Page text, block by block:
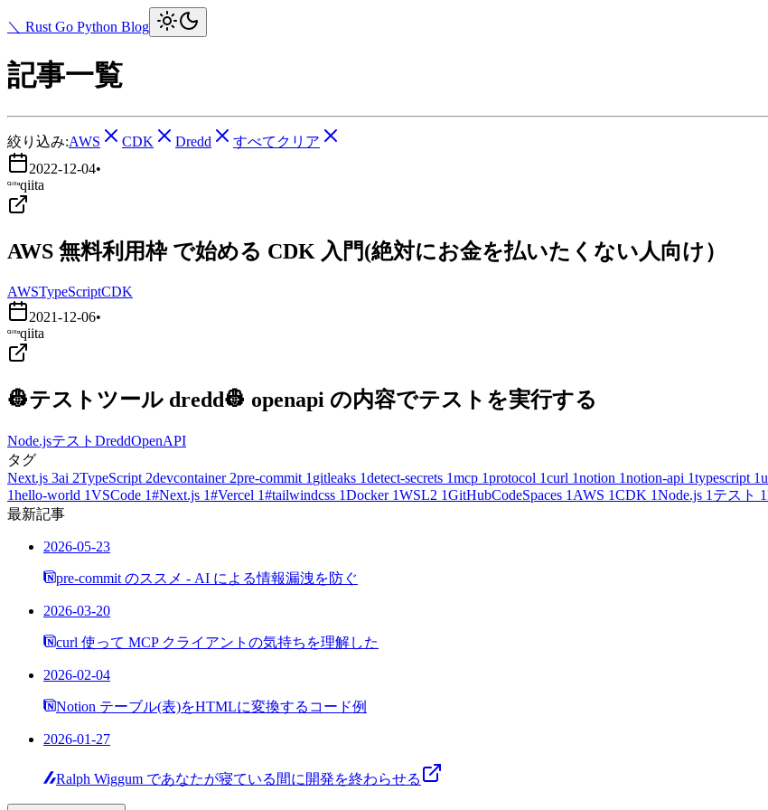
＼ Rust Go Python Blog
記事一覧
絞り込み:AWS CDK Dredd
すべてクリア
2022-12-04•
qiita
AWS 無料利用枠 で始める CDK 入門(絶対にお金を払いたくない人向け）
AWSTypeScriptCDK
2021-12-06•
qiita
👷テストツール dredd👷 openapi の内容でテストを実行する
Node.jsテスト DreddOpenAPI
タグ
Next.js 3ai 2TypeScript 2devcontainer 2pre-commit 1 gitleaks 1detect-secrets 1mcp 1protocol 1curl 1notion 1notion-api 1typescript 1
1hello-world 1VSCode 1#Next.js 1#Vercel 1#tailwindcss 1Docker 1WSL2 1GitHubCodeSpaces 1 AWS 1CDK 1Node.js 1 テスト 1
最新記事
2026-05-23
pre-commit のススメ - AI による情報漏洩を防ぐ
2026-03-20
curl 使って MCP クライアントの気持ちを理解した
2026-02-04
Notion テーブル(表)をHTMLに変換するコード例
2026-01-27
Ralph Wiggum であなたが寝ている間に開発を終わらせる